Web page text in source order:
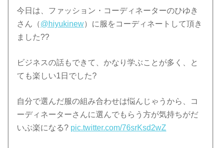
今日は、ファッション・コーディネーターのひゆき
さん（@hiyukinew）に服をコーディネートして頂き
ました??
ビジネスの話もできて、かなり学ぶことが多く、と
ても楽しい1日でした?
自分で選んだ服の組み合わせは悩んじゃうから、コ
ーディネーターさんに選んでもらう方が気持ちがだ
いぶ楽になる? pic.twitter.com/76srKsd2wZ